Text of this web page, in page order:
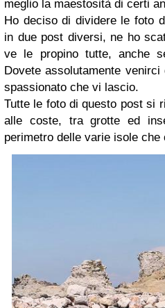
meglio la maestosità di certi
Ho deciso di dividere le foto
in due post diversi, ne ho
ve le propino tutte, anche
Dovete assolutamente
spassionato che vi lascio.
Tutte le foto di questo post si
alle coste, tra grotte ed
perimetro delle varie isole che